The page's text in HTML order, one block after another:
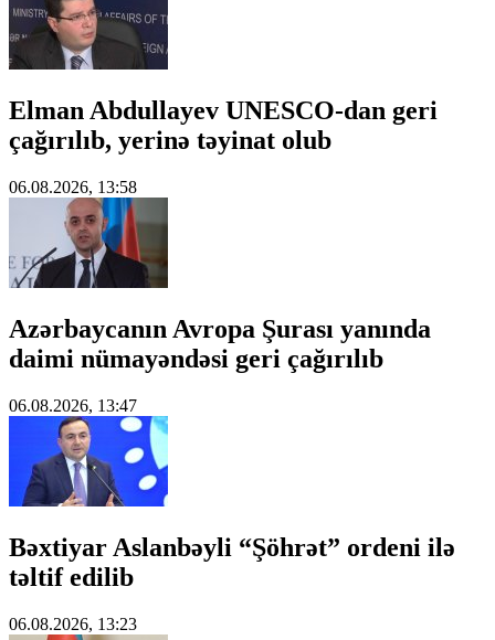
Elman Abdullayev UNESCO-dan geri
çağırılıb, yerinə təyinat olub
06.08.2026, 13:58
Azərbaycanın Avropa Şurası yanında
daimi nümayəndəsi geri çağırılıb
06.08.2026, 13:47
Bəxtiyar Aslanbəyli “Şöhrət” ordeni ilə
təltif edilib
06.08.2026, 13:23